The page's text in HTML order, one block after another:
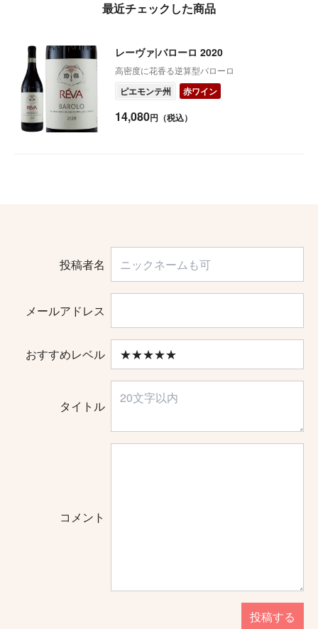
最近チェックした商品
レーヴァ|バローロ 2020
高密度に花香る逆算型バローロ
ピエモンテ州 赤ワイン
14,080円（税込）
投稿者名
メールアドレス
おすすめレベル
タイトル
コメント
投稿する